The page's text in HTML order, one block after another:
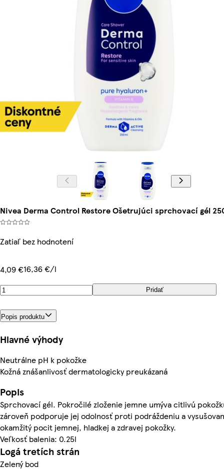
Nivea Derma Control Restore Ošetrujúci sprchovací gél
Zatiaľ bez hodnotení
4,09 €16,36 €/l
Pridať
Popis produktu
Hlavné výhody
Neutrálne pH k pokožke
Kožná znášanlivosť dermatologicky preukázaná
Popis
Sprchovací gél. Pokročilé zloženie jemne umýva citlivú
zároveň podporuje jej odolnosť proti podráždeniu a
okamžitý pocit jemnej, hladkej a zdravej pokožky.
Veľkosť balenia: 0.25l
Logá tretích strán
Zelený bod